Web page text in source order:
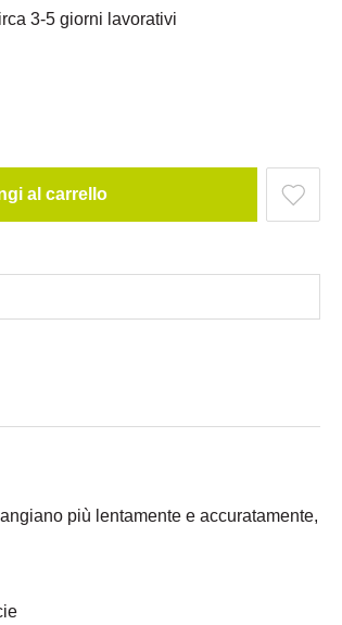
3-5 giorni lavorativi
al carrello
più lentamente e accuratamente,